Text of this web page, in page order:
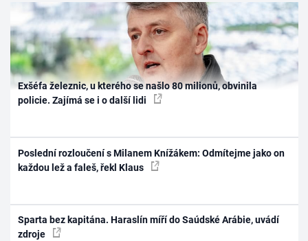
Exšéfa železnic, u kterého se našlo 80 milionů, obvinila
policie. Zajímá se i o další lidi
Poslední rozloučení s Milanem Knížákem: Odmítejme jako on
každou lež a faleš, řekl Klaus
Sparta bez kapitána. Haraslín míří do Saúdské Arábie, uvádí
zdroje